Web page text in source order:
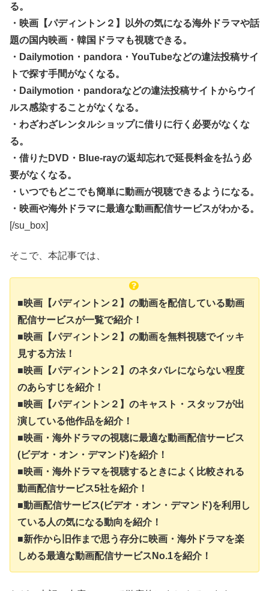
る。
・映画【パディントン２】以外の気になる海外ドラマや話
題の国内映画・韓国ドラマも視聴できる。
・Dailymotion・pandora・YouTubeなどの違法投稿サイ
トで探す手間がなくなる。
・Dailymotion・pandoraなどの違法投稿サイトからウイ
ルス感染することがなくなる。
・わざわざレンタルショップに借りに行く必要がなくな
る。
・借りたDVD・Blue-rayの返却忘れで延長料金を払う必
要がなくなる。
・いつでもどこでも簡単に動画が視聴できるようになる。
・映画や海外ドラマに最適な動画配信サービスがわかる。
[/su_box]
そこで、本記事では、
■映画【パディントン２】の動画を配信している動画
配信サービスが一覧で紹介！
■映画【パディントン２】の動画を無料視聴でイッキ
見する方法！
■映画【パディントン２】のネタバレにならない程度
のあらすじを紹介！
■映画【パディントン２】のキャスト・スタッフが出
演している他作品を紹介！
■映画・海外ドラマの視聴に最適な動画配信サービス
(ビデオ・オン・デマンド)を紹介！
■映画・海外ドラマを視聴するときによく比較される
動画配信サービス5社を紹介！
■動画配信サービス(ビデオ・オン・デマンド)を利用し
ている人の気になる動向を紹介！
■新作から旧作まで思う存分に映画・海外ドラマを楽
しめる最適な動画配信サービスNo.1を紹介！